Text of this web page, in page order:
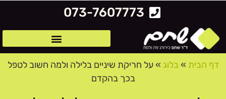
073-7607773
דף הבית » בלוג »על חריקת שיניים בלילה ולמה חשוב לטפל
בכך בהקדם